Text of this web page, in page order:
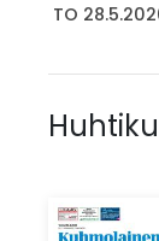
TO